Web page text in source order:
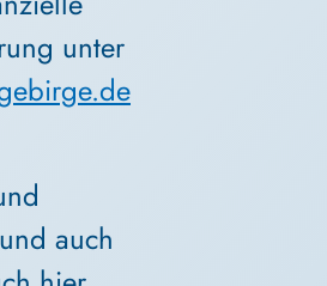
unter
auch